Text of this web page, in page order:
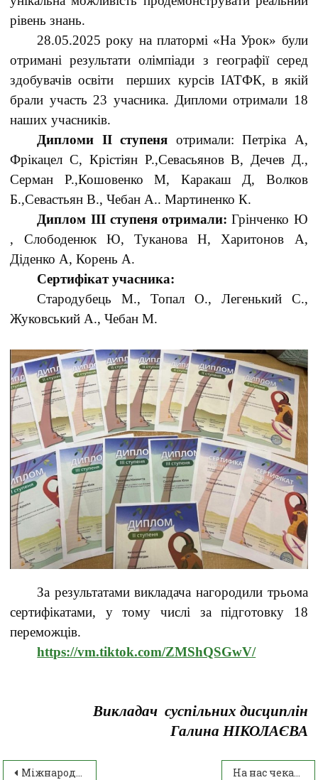
рівень знань.
28.05.2025 року на платормі «На Урок» були
отримані результати олімпіади з географії серед
здобувачів освіти перших курсів ІАТФК, в якій
брали участь 23 учасника. Дипломи отримали 18
наших учасників.
Дипломи II ступеня отримали: Петріка А,
Фрікацел С, Крістіян Р.,Севасьянов В, Дечев Д.,
Серман Р.,Кошовенко М, Каракаш Д, Волков
Б.,Севастьян В., Чебан А.. Мартиненко К.
Диплом III ступеня отримали: Грінченко Ю
, Слободенюк Ю, Туканова Н, Харитонов А,
Діденко А, Корень А.
Сертифікат учасника:
Стародубець М., Топал О., Легенький С.,
Жуковський А., Чебан М.
За результатами викладача нагородили трьома
сертифікатами, у тому числі за підготовку 18
переможців.
https://vm.tiktok.com/ZMShQSGwV/
Викладач суспільних дисциплін
Галина НІКОЛАЄВА
Міжнародна акція цифрового прибирання «Digital Cleanup» На нас чекає шлях до … науки!